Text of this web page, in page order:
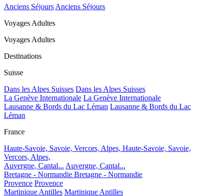
Anciens Séjours Anciens Séjours
Voyages Adultes
Voyages Adultes
Destinations
Suisse
Dans les Alpes Suisses Dans les Alpes Suisses
La Genève Internationale La Genève Internationale
Lausanne & Bords du Lac Léman Lausanne & Bords du Lac
Léman
France
Haute-Savoie, Savoie, Vercors, Alpes, Haute-Savoie, Savoie,
Vercors, Alpes,
Auvergne, Cantal... Auvergne, Cantal...
Bretagne - Normandie Bretagne - Normandie
Provence Provence
Martinique Antilles Martinique Antilles